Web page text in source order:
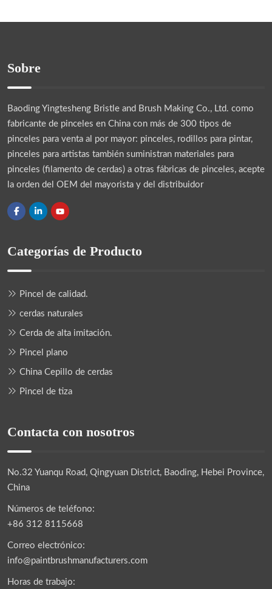
Sobre
Baoding Yingtesheng Bristle and Brush Making Co., Ltd. como
fabricante de pinceles en China con más de 300 tipos de
pinceles para venta al por mayor: pinceles, rodillos para pintar,
pinceles para artistas también suministran materiales para
pinceles (filamento de cerdas) a otras fábricas de pinceles, acepte
la orden del OEM del mayorista y del distribuidor
Categorías de Producto
Pincel de calidad.
cerdas naturales
Cerda de alta imitación.
Pincel plano
China Cepillo de cerdas
Pincel de tiza
Contacta con nosotros
No.32 Yuanqu Road, Qingyuan District, Baoding, Hebei Province,
China
Números de teléfono:
+86 312 8115668
Correo electrónico:
info@paintbrushmanufacturers.com
Horas de trabajo: